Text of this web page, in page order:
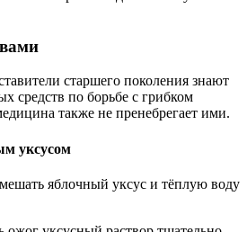
старшего поколения знают
средств по борьбе с грибком
также не пренебрегает ими.
уксусом
яблочный уксус и тёплую воду